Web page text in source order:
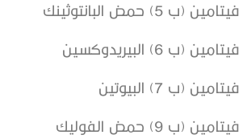
فيتامين (ب 5) حمض البانتوثينك
فيتامين (ب 6) البيريدوكسين
فيتامين (ب 7) البيوتين
فيتامين (ب 9) حمض الفوليك